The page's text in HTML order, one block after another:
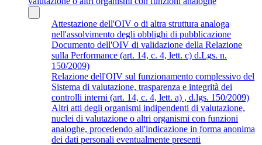
Attestazione dell'OIV o di altra struttura analoga
nell'assolvimento degli obblighi di pubblicazione
Documento dell'OIV di validazione della Relazione
sulla Performance (art. 14, c. 4, lett. c) d.Lgs. n.
150/2009)
Relazione dell'OIV sul funzionamento complessivo del
Sistema di valutazione, trasparenza e integrità dei
controlli interni (art. 14, c. 4, lett. a) , d.lgs. 150/2009)
Altri atti degli organismi indipendenti di valutazione,
nuclei di valutazione o altri organismi con funzioni
analoghe, procedendo all'indicazione in forma anonima
dei dati personali eventualmente presenti